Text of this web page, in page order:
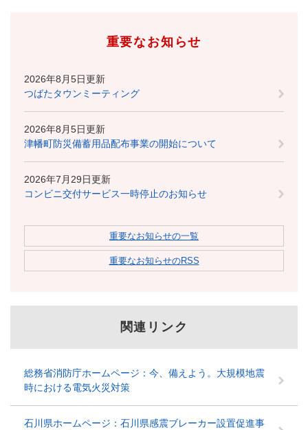
重要なお知らせ
2026年8月5日更新
つばたタウンミーティング
2026年8月5日更新
津幡町防災備蓄用品配布事業の開始について
2026年7月29日更新
コンビニ交付サービス一時停止のお知らせ
重要なお知らせの一覧
重要なお知らせのRSS
関連リンク
総務省消防庁ホームページ：今、備えよう。大規模地震
時における電気火災対策
石川県ホームページ：石川県感震ブレーカー設置促進事